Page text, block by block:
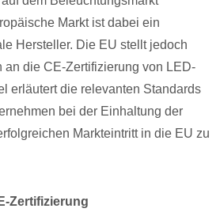
Markt ist dabei ein
Hersteller. Die EU stellt jedoch
an die CE-Zertifizierung von LED-
erläutert die relevanten Standards
bei der Einhaltung der
Markteintritt in die EU zu
Zertifizierung